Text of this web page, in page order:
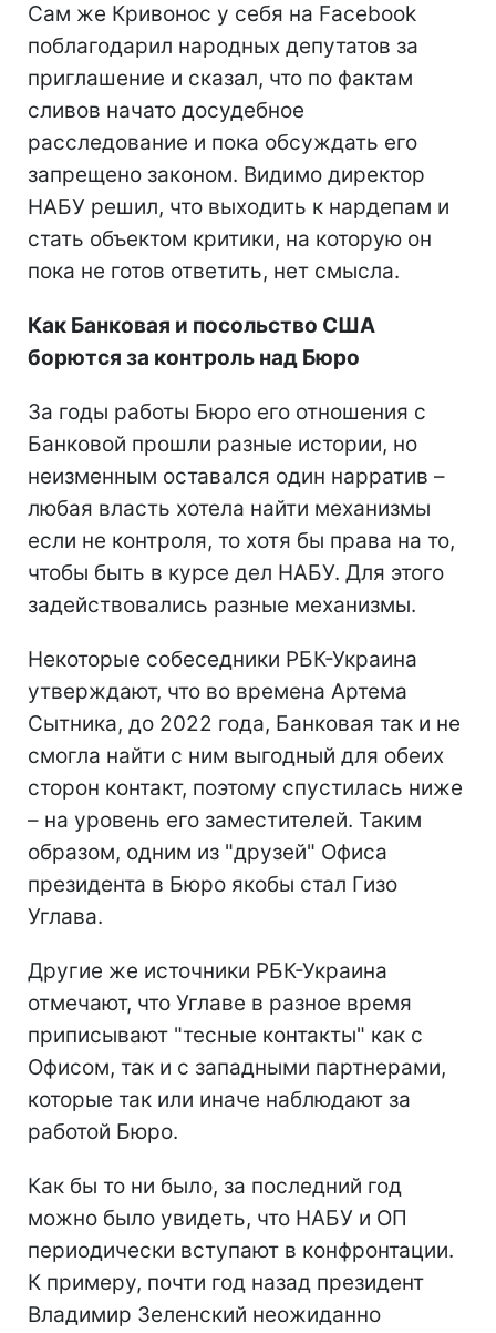
Сам же Кривонос у себя на Facebook
поблагодарил народных депутатов за
приглашение и сказал, что по фактам
сливов начато досудебное
расследование и пока обсуждать его
запрещено законом. Видимо директор
НАБУ решил, что выходить к нардепам и
стать объектом критики, на которую он
пока не готов ответить, нет смысла.
Как Банковая и посольство США
борются за контроль над Бюро
За годы работы Бюро его отношения с
Банковой прошли разные истории, но
неизменным оставался один нарратив –
любая власть хотела найти механизмы
если не контроля, то хотя бы права на то,
чтобы быть в курсе дел НАБУ. Для этого
задействовались разные механизмы.
Некоторые собеседники РБК-Украина
утверждают, что во времена Артема
Сытника, до 2022 года, Банковая так и не
смогла найти с ним выгодный для обеих
сторон контакт, поэтому спустилась ниже
– на уровень его заместителей. Таким
образом, одним из "друзей" Офиса
президента в Бюро якобы стал Гизо
Углава.
Другие же источники РБК-Украина
отмечают, что Углаве в разное время
приписывают "тесные контакты" как с
Офисом, так и с западными партнерами,
которые так или иначе наблюдают за
работой Бюро.
Как бы то ни было, за последний год
можно было увидеть, что НАБУ и ОП
периодически вступают в конфронтации.
К примеру, почти год назад президент
Владимир Зеленский неожиданно